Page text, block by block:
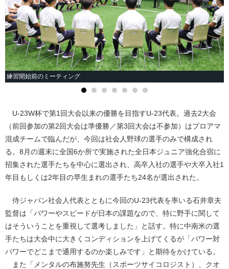
練習開始前のミーティング
U-23W杯で第1回大会以来の優勝を目指すU-23代表。過去2大会
（前回参加の第2回大会は準優勝／第3回大会は不参加）はプロアマ
混成チームで臨んだが、今回は社会人野球の選手のみで構成され
る。8月の週末に全国6か所で実施された全日本ジュニア強化合宿に
招集された選手たちを中心に選出され、高卒入社の選手や大卒入社1
年目もしくは2年目の早生まれの選手たち24名が選出された。
侍ジャパン社会人代表とともに今回のU-23代表を率いる石井章夫
監督は「パワーやスピードが日本の課題なので、特に野手に関して
はそういうことを重視して選考しました」と話す。特に中南米の選
手たちは大会中に大きくコンディションを上げてくるが「パワー対
パワーでどこまで通用するのか楽しみです」と期待をかけている。
また「メンタルの布施努先生（スポーツサイコロジスト）、クオ